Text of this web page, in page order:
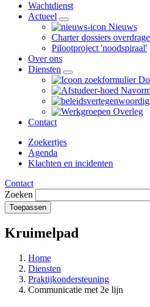
Wachtdienst
Actueel
Nieuws
Charter dossiers
Pilootproject 'noodspiraal'
Over ons
Diensten
Overleg
Contact
Zoekertjes
Agenda
Klachten en incidenten
Contact
Zoeken
Kruimelpad
Home
Diensten
Praktijkondersteuning
Communicatie met 2e lijn